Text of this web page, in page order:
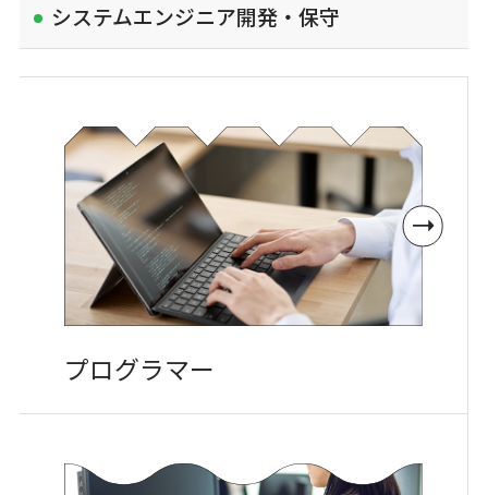
システムエンジニア開発・保守
プログラマー